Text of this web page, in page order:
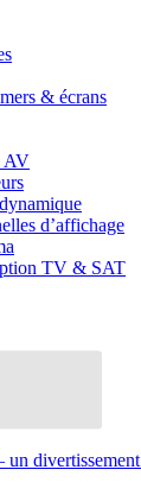
& écrans
AV
d’affichage
TV & SAT